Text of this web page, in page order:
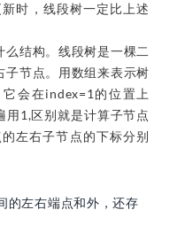
时，线段树一定比上述
结构。线段树是一棵二
子节点。用数组来表示树
会在index=1的位置上
用1,区别就是计算子节点
左右子节点的下标分别
的左右端点和外，还存